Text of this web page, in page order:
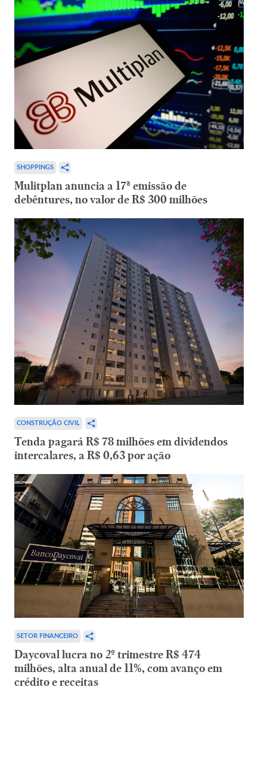
SHOPPINGS
Mulitplan anuncia a 17ª emissão de
debêntures, no valor de R$ 300 milhões
CONSTRUÇÃO CIVIL
Tenda pagará R$ 78 milhões em dividendos
intercalares, a R$ 0,63 por ação
SETOR FINANCEIRO
Daycoval lucra no 2º trimestre R$ 474
milhões, alta anual de 11%, com avanço em
crédito e receitas